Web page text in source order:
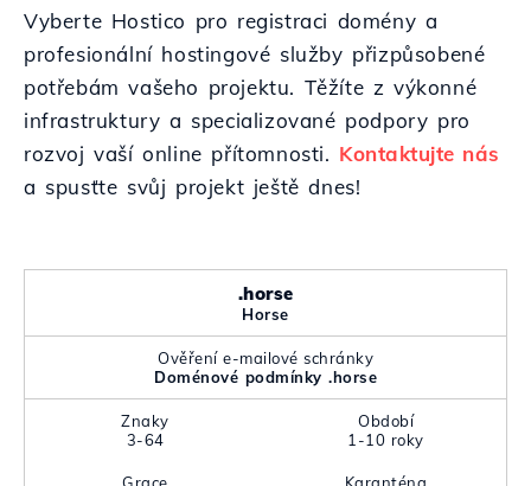
Vyberte Hostico pro registraci domény a
profesionální hostingové služby přizpůsobené
potřebám vašeho projektu. Těžíte z výkonné
infrastruktury a specializované podpory pro
rozvoj vaší online přítomnosti. Kontaktujte nás
a spusťte svůj projekt ještě dnes!
.horse
Horse
Ověření e-mailové schránky
Doménové podmínky .horse
Znaky
3-64
Období
1-10 roky